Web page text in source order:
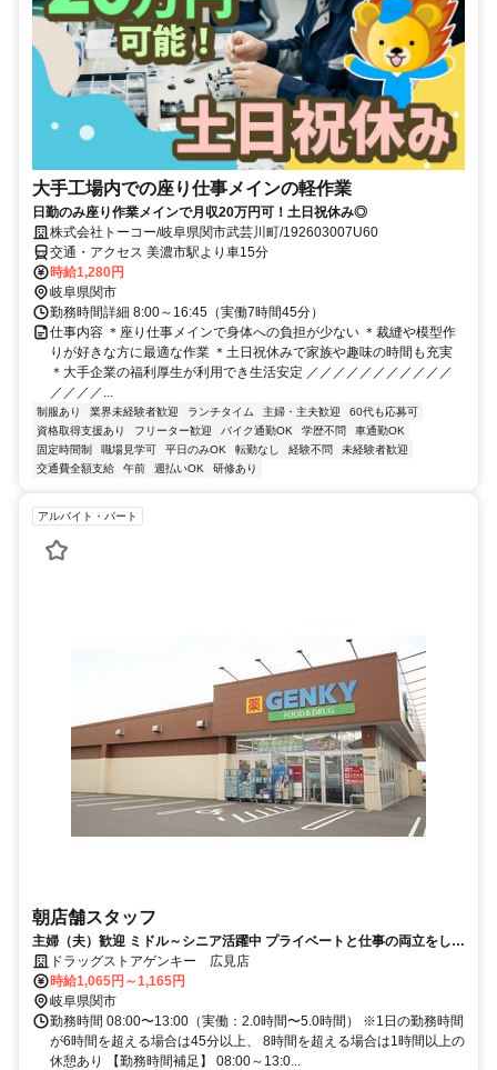
大手工場内での座り仕事メインの軽作業
日勤のみ座り作業メインで月収20万円可！土日祝休み◎
株式会社トーコー/岐阜県関市武芸川町/192603007U60
交通・アクセス 美濃市駅より車15分
時給1,280円
岐阜県関市
勤務時間詳細 8:00～16:45（実働7時間45分）
仕事内容 ＊座り仕事メインで身体への負担が少ない ＊裁縫や模型作
りが好きな方に最適な作業 ＊土日祝休みで家族や趣味の時間も充実
＊大手企業の福利厚生が利用でき生活安定 ／／／／／／／／／／／
／／／／...
制服あり 業界未経験者歓迎 ランチタイム 主婦・主夫歓迎
60代も応募可
資格取得支援あり
フリーター歓迎 バイク通勤OK 学歴不問
車通勤OK
固定時間制
職場見学可 平日のみOK 転勤なし 経験不問
未経験者歓迎
交通費全額支給
午前 週払いOK 研修あり
アルバイト・パート
朝店舗スタッフ
主婦（夫）歓迎 ミドル～シニア活躍中 プライベートと仕事の両立をしな
がら新たな喜びを見つけましょう
ドラッグストアゲンキー 広見店
時給1,065円～1,165円
岐阜県関市
勤務時間 08:00〜13:00（実働：2.0時間〜5.0時間） ※1日の勤務時間
が6時間を超える場合は45分以上、 8時間を超える場合は1時間以上の
休憩あり 【勤務時間補足】 08:00～13:0...